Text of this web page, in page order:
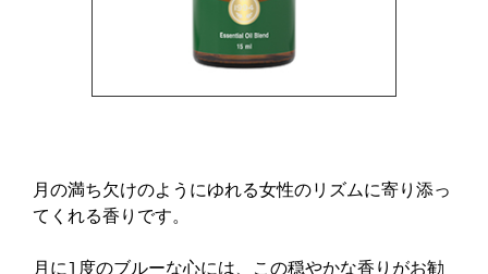
月の満ち欠けのようにゆれる女性のリズムに寄り添っ
てくれる香りです。
月に1度のブルーな心には、この穏やかな香りがお勧